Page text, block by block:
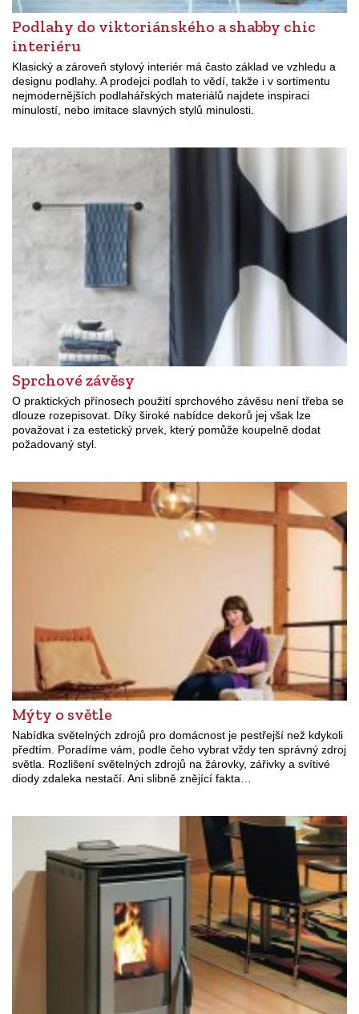
Podlahy do viktoriánského a shabby chic
interiéru
Klasický a zároveň stylový interiér má často základ ve vzhledu a
designu podlahy. A prodejci podlah to vědí, takže i v sortimentu
nejmodernějších podlahářských materiálů najdete inspiraci
minulostí, nebo imitace slavných stylů minulosti.
Sprchové závěsy
O praktických přínosech použití sprchového závěsu není třeba se
dlouze rozepisovat. Díky široké nabídce dekorů jej však lze
považovat i za estetický prvek, který pomůže koupelně dodat
požadovaný styl.
Mýty o světle
Nabídka světelných zdrojů pro domácnost je pestřejší než kdykoli
předtím. Poradíme vám, podle čeho vybrat vždy ten správný zdroj
světla. Rozlišení světelných zdrojů na žárovky, zářivky a svítivé
diody zdaleka nestačí. Ani slibně znějící fakta…